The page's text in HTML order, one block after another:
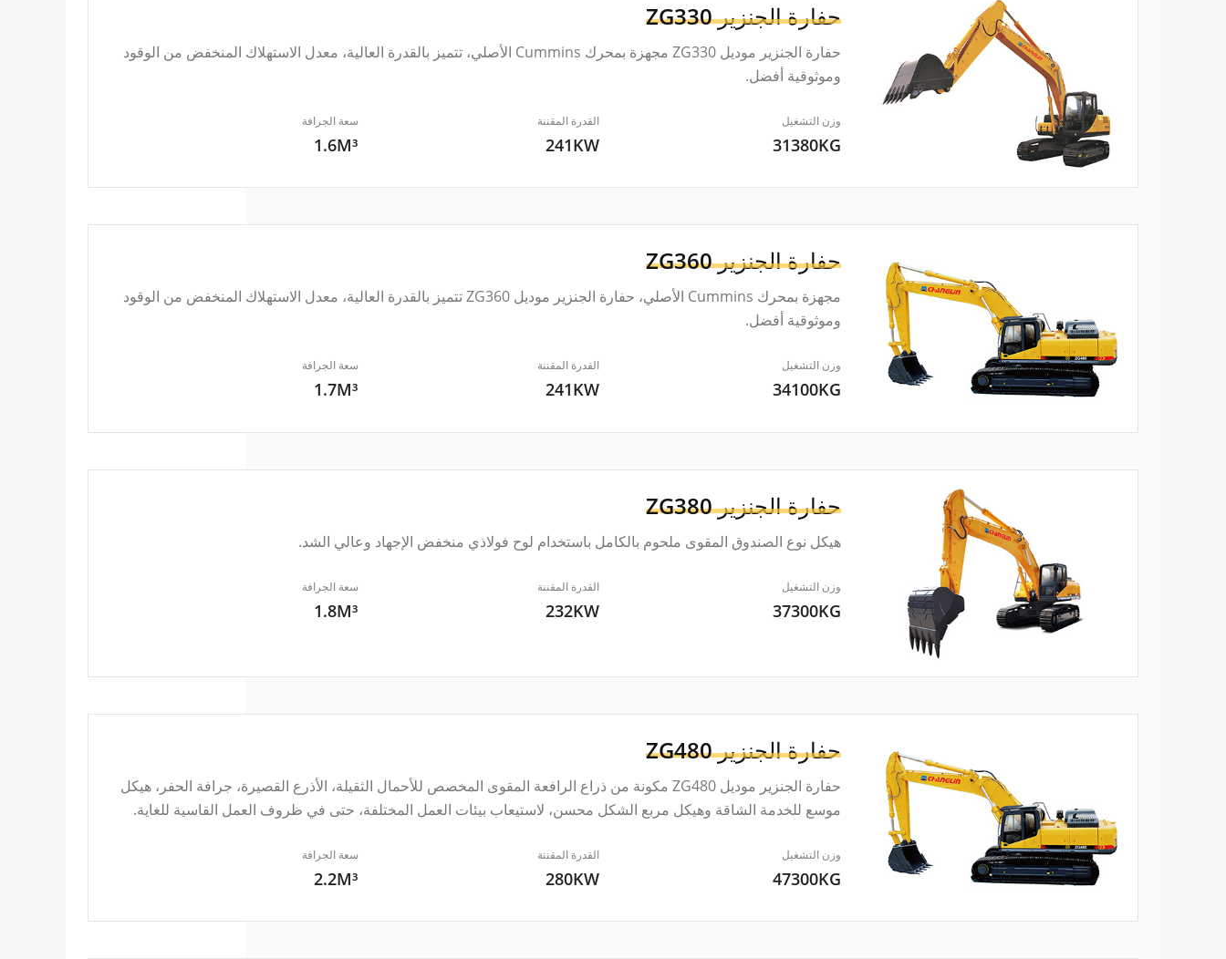
حفارة الجنزيرZG330
حفارة الجنزير موديل ZG330 مجهزة بمحرك Cummins الأصلي، تتميز بالقدرة العالية، معدل الاستهلاك المنخفض من الوقود
وموثوقية أفضل.
وزن التشغيل
31380KG
القدرة المقننة
241KW
سعة الجرافة
1.6M³
حفارة الجنزيرZG360
مجهزة بمحرك Cummins الأصلي، حفارة الجنزير موديل ZG360 تتميز بالقدرة العالية، معدل الاستهلاك المنخفض من الوقود
وموثوقية أفضل.
وزن التشغيل
34100KG
القدرة المقننة
241KW
سعة الجرافة
1.7M³
حفارة الجنزيرZG380
هيكل نوع الصندوق المقوى ملحوم بالكامل باستخدام لوح فولاذي منخفض الإجهاد وعالي الشد.
وزن التشغيل
37300KG
القدرة المقننة
232KW
سعة الجرافة
1.8M³
حفارة الجنزيرZG480
حفارة الجنزير موديل ZG480 مكونة من ذراع الرافعة المقوى المخصص للأحمال الثقيلة، الأذرع القصيرة، جرافة الحفر، هيكل
موسع للخدمة الشاقة وهيكل مربع الشكل محسن، لاستيعاب بيئات العمل المختلفة، حتى في ظروف العمل القاسية للغاية.
وزن التشغيل
47300KG
القدرة المقننة
280KW
سعة الجرافة
2.2M³